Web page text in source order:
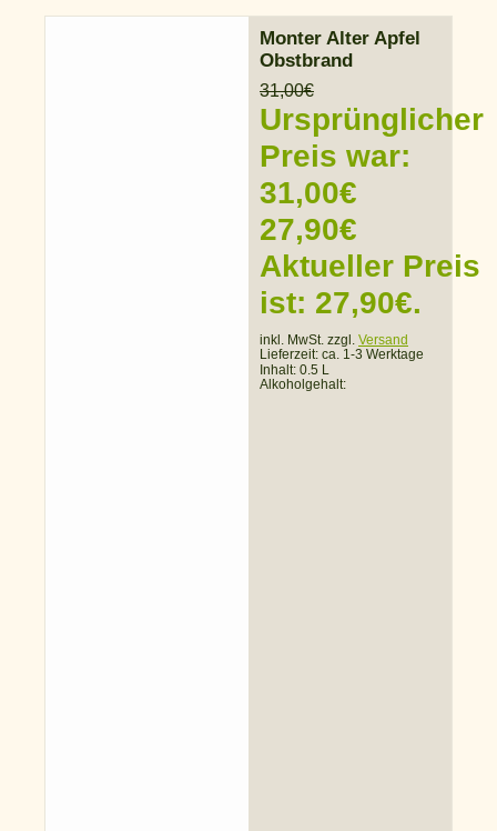
Monter Alter Apfel
Obstbrand
31,00€
Ursprünglicher
Preis war:
31,00€
27,90€
Aktueller Preis
ist: 27,90€.
inkl. MwSt. zzgl. Versand
Lieferzeit: ca. 1-3 Werktage
Inhalt: 0.5 L
Alkoholgehalt: